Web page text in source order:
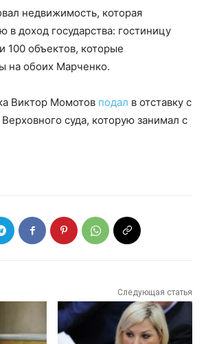
недвижимость, которая
в доход государства: гостиницу
100 объектов, которые
на обоих Марченко.
Виктор Момотов подал в отставку с
суда, которую занимал с
Следующая статья